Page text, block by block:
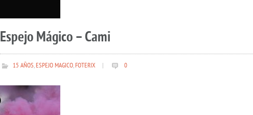
Espejo Mágico – Cami
15 AÑOS,ESPEJO MAGICO,FOTERIX 0